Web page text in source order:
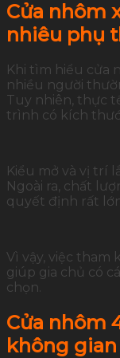
Cửa nhôm
nhiêu phụ
Khi tìm hiểu cửa
nhiều người
Tuy nhiên, thực
trình có kích
Kiểu mở và vị trí
Ngoài ra, chất
quyết định rất
Vì vậy, việc tham
giúp gia chủ có
chọn.
Cửa nhôm
không